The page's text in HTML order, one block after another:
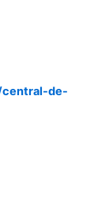
central-de-